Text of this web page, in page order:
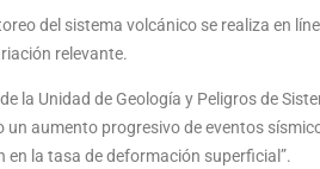
del sistema volcánico se realiza en
relevante.
la Unidad de Geología y Peligros de
un aumento progresivo de eventos
en la tasa de deformación superficial”.